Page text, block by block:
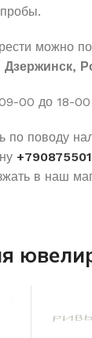
можно
00 до 18-
по поводу
в наш